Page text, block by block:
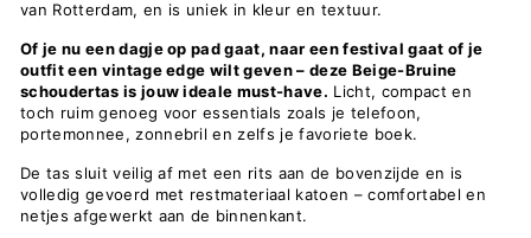
van Rotterdam, en is uniek in kleur en textuur.
Of je nu een dagje op pad gaat, naar een festival gaat of je
outfit een vintage edge wilt geven – deze Beige-Bruine
schoudertas is jouw ideale must-have. Licht, compact en
toch ruim genoeg voor essentials zoals je telefoon,
portemonnee, zonnebril en zelfs je favoriete boek.
De tas sluit veilig af met een rits aan de bovenzijde en is
volledig gevoerd met restmateriaal katoen – comfortabel en
netjes afgewerkt aan de binnenkant.